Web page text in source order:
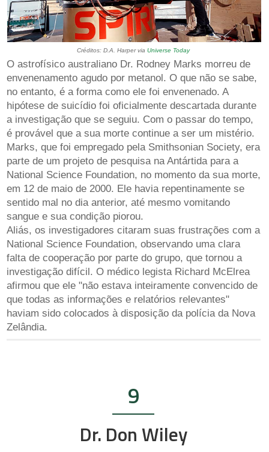
Créditos: D.A. Harper viaUniverse Today
O astrofísico australiano Dr. Rodney Marks morreu de
envenenamento agudo por metanol. O que não se sabe,
no entanto, é a forma como ele foi envenenado. A
hipótese de suicídio foi oficialmente descartada durante
a investigação que se seguiu. Com o passar do tempo,
é provável que a sua morte continue a ser um mistério.
Marks, que foi empregado pela Smithsonian Society, era
parte de um projeto de pesquisa na Antártida para a
National Science Foundation, no momento da sua morte,
em 12 de maio de 2000. Ele havia repentinamente se
sentido mal no dia anterior, até mesmo vomitando
sangue e sua condição piorou.
Aliás, os investigadores citaram suas frustrações com a
National Science Foundation, observando uma clara
falta de cooperação por parte do grupo, que tornou a
investigação difícil. O médico legista Richard McElrea
afirmou que ele "não estava inteiramente convencido de
que todas as informações e relatórios relevantes"
haviam sido colocados à disposição da polícia da Nova
Zelândia.
9
Dr. Don Wiley